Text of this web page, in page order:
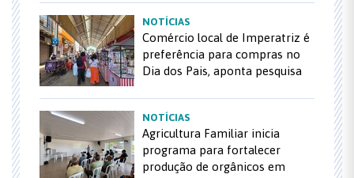
NOTÍCIAS
Comércio local de Imperatriz é
preferência para compras no
Dia dos Pais, aponta pesquisa
NOTÍCIAS
Agricultura Familiar inicia
programa para fortalecer
produção de orgânicos em